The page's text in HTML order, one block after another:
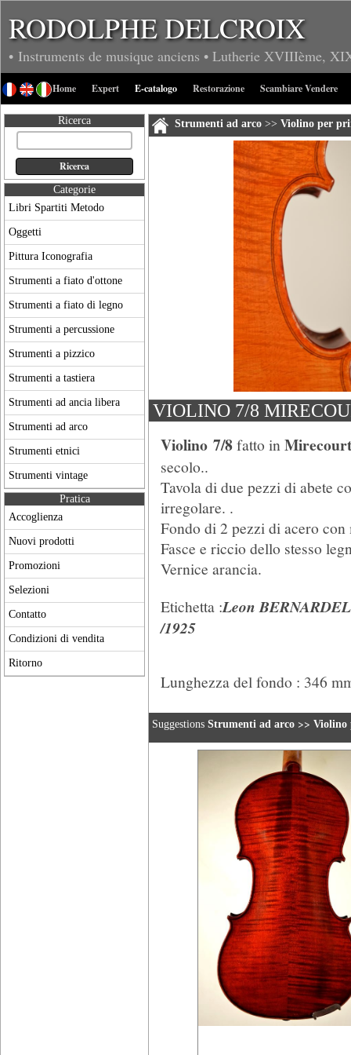
RODOLPHE DELCROIX
• Instruments de musique anciens • Lutherie XVIIIème,
Home Expert E-catalogo Restorazione Scambiare Vendere
Ricerca
Categorie
Libri Spartiti Metodo
Oggetti
Pittura Iconografia
Strumenti a fiato d'ottone
Strumenti a fiato di legno
Strumenti a percussione
Strumenti a pizzico
Strumenti a tastiera
Strumenti ad ancia libera
Strumenti ad arco
Strumenti etnici
Strumenti vintage
Pratica
Accoglienza
Nuovi prodotti
Promozioni
Selezioni
Contatto
Condizioni di vendita
Ritorno
Strumenti ad arco>> Violino per
VIOLINO 7/8
Violino 7/8fatto in
secolo..
Tavola di due pezzi di abete
irregolare. .
Fondo di 2 pezzi di acero con
Fasce e riccio dello stesso
Vernice arancia.
Etichetta :Leon
/1925
Lunghezza del fondo : 346
Suggestions Strumenti ad arco >> Violino